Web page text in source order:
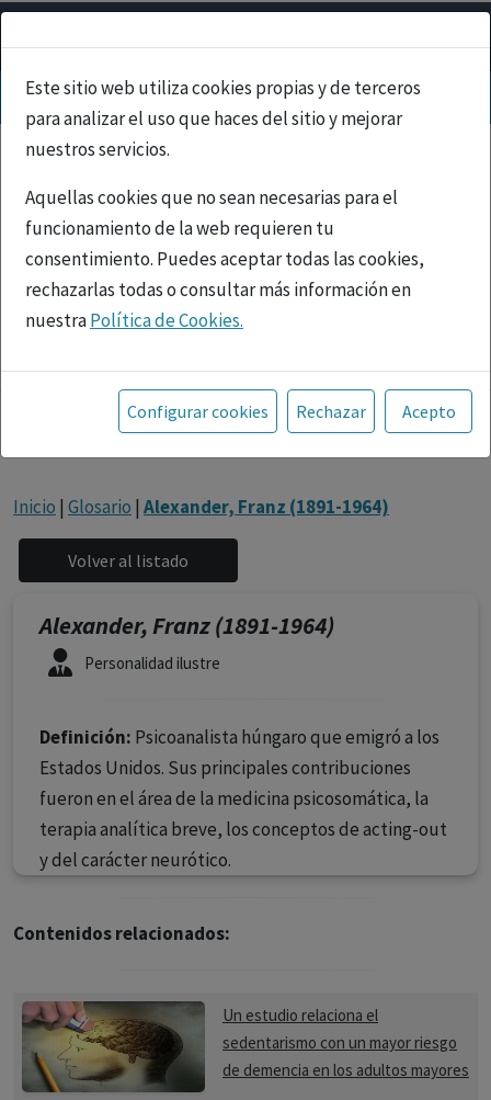
Este sitio web utiliza cookies propias y de terceros
para analizar el uso que haces del sitio y mejorar
nuestros servicios.
Aquellas cookies que no sean necesarias para el
funcionamiento de la web requieren tu
consentimiento. Puedes aceptar todas las cookies,
rechazarlas todas o consultar más información en
nuestraPolítica de Cookies.
Toda la información incluida en la Página Web está
referida a productos del mercado español y, por
tanto, dirigida a profesionales sanitarios legalmente
facultados para prescribir o dispensar medicamentos
fármacos se facilita a título meramente informativo,
siendo responsabilidad de los profesionales
facultados prescribir medicamentos y decidir, en cada
caso concreto, el tratamiento más adecuado a las
necesidades del paciente.
Configurar cookies Rechazar Acepto
Inicio | Glosario | Alexander, Franz (1891-1964)
Alexander, Franz (1891-1964)
Personalidad ilustre
Definición: Psicoanalista húngaro que emigró a los
Estados Unidos. Sus principales contribuciones
fueron en el área de la medicina psicosomática, la
terapia analítica breve, los conceptos de acting-out
y del carácter neurótico.
Contenidos relacionados:
Un estudio relaciona el
sedentarismo con un mayor riesgo
de demencia en los adultos mayores